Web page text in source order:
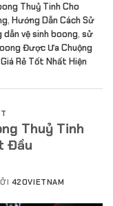
Thuỷ Tinh Cho
, Hướng Dẫn Cách Sử
dẫn vệ sinh boong, sử
Được Ưa Chuộng
Rẻ Tốt Nhất Hiện
Thuỷ Tinh
Đầu
420VIETNAM